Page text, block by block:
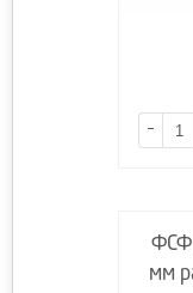
-
ФСФ
мм